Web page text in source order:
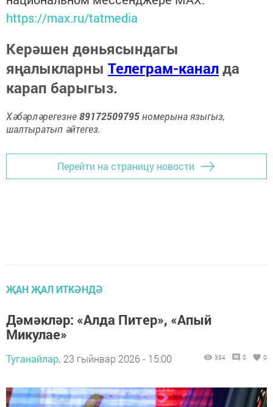
https://max.ru/tatmedia
Керәшен дөньясындагы
яңалыкларны Телеграм-каналда
карап барыгыз.
Хәбәрләрегезне89172509795номерына языгыз,
шалтыратып әйтегез.
Перейти на страницу новости
ҖАН ҖАЛ ИТКӘНДӘ
Дәмәкләр: «Алда Питер», «Апый
Микулае»
Туганайлар, 23 гыйнвар 2026 - 15:00 334 0 0